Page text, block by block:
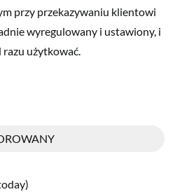
przy przekazywaniu klientowi
wyregulowany i ustawiony, i
razu użytkować.